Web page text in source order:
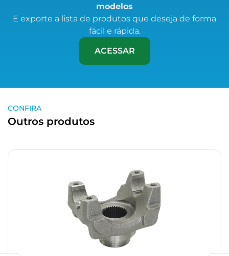
modelos
E exporte a lista de produtos que deseja de forma
fácil e rápida.
ACESSAR
CONFIRA
Outros produtos